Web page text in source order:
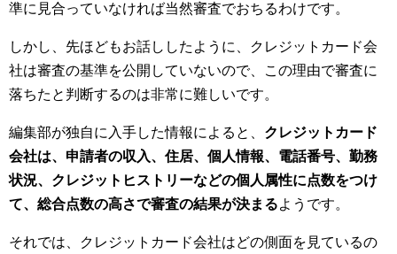
準に見合っていなければ当然審査でおちるわけです。
しかし、先ほどもお話ししたように、クレジットカード会
社は審査の基準を公開していないので、この理由で審査に
落ちたと判断するのは非常に難しいです。
編集部が独自に入手した情報によると、 クレジットカード
会社は、申請者の収入、住居、個人情報、電話番号、勤務
状況、クレジットヒストリーなどの個人属性に点数をつけ
て、総合点数の高さで審査の結果が決まるようです。
それでは、クレジットカード会社はどの側面を見ているの